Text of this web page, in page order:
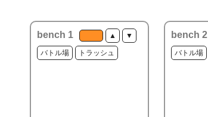
bench 1 ▲ ▼
バトル場 トラッシュ
bench 2
バトル場